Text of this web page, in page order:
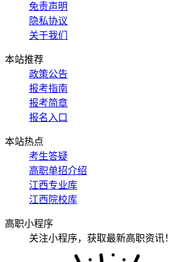
免责声明
隐私协议
关于我们
本站推荐
政策公告
报考指南
报考简章
报名入口
本站热点
考生答疑
高职单招介绍
江西专业库
江西院校库
高职小程序
关注小程序，获取最新高职资讯！